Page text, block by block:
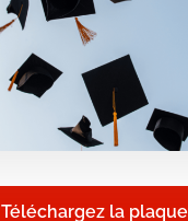
Téléchargez la